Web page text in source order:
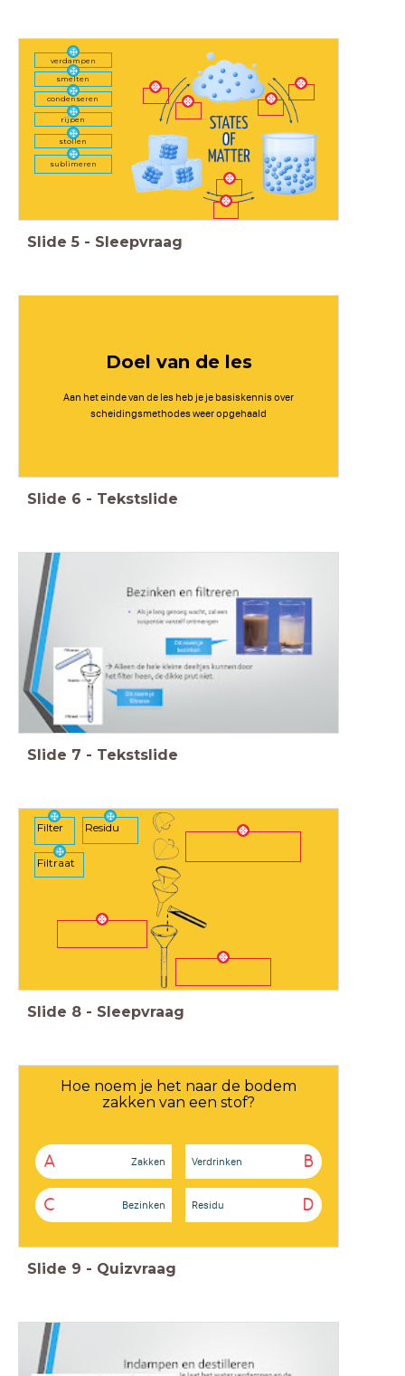
verdampen
condenseren
stollen
smelten
rijpen
sublimeren
Slide 5 - Sleepvraag
Doel van de les
Aan het einde van de les heb je je basiskennis over
scheidingsmethodes weer opgehaald
Slide 6 - Tekstslide
Slide 7 - Tekstslide
Filter Residu
Filtraat
Slide 8 - Sleepvraag
Hoe noem je het naar de bodem
zakken van een stof?
A Zakken B
Verdrinken
C Bezinken D
Residu
Slide 9 - Quizvraag